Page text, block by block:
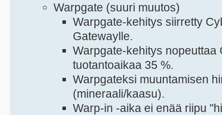
Warpgate (suuri muutos)
Warpgate-kehitys siirretty
Gatewaylle.
Warpgate-kehitys nopeuttaa
tuotantoaikaa 35 %.
Warpgateksi muuntamisen
(mineraali/kaasu).
Warp-in -aika ei enää riipu